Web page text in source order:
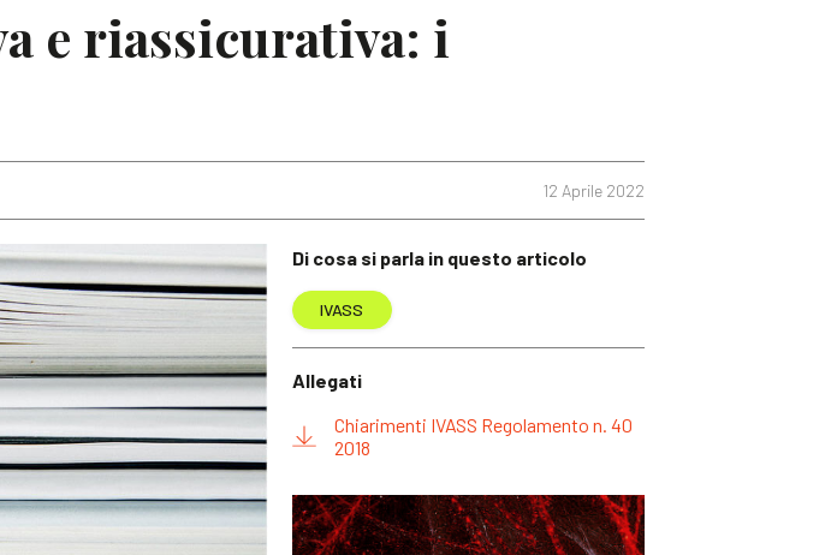
e riassicurativa: i
12 Aprile 2022
Di cosa si parla in questo articolo
IVASS
Allegati
Chiarimenti IVASS Regolamento n. 40
2018